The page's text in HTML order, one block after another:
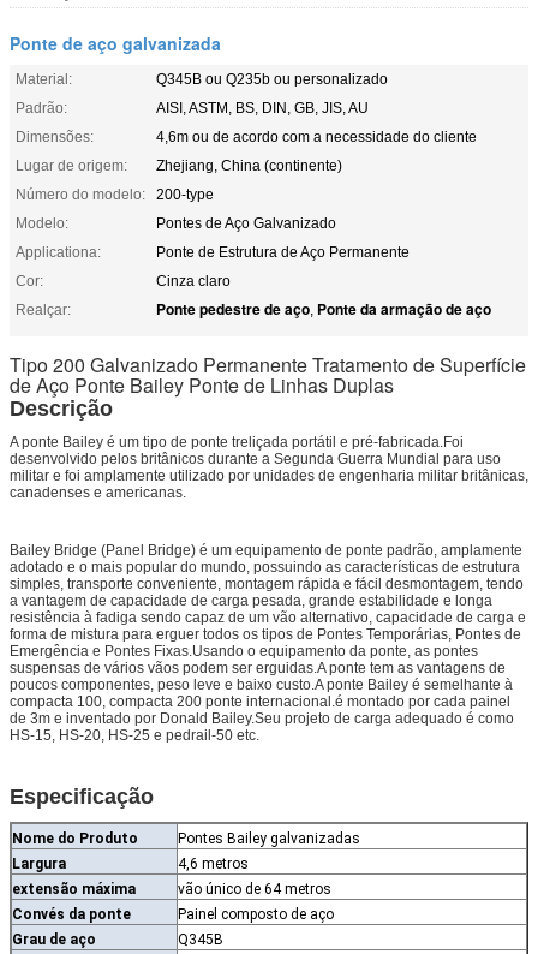
Ponte de aço galvanizada
Material:
Q345B ou Q235b ou personalizado
Padrão:
AISI, ASTM, BS, DIN, GB, JIS, AU
Dimensões:
4,6m ou de acordo com a necessidade do cliente
Lugar de origem:
Zhejiang, China (continente)
Número do modelo:
200-type
Modelo:
Pontes de Aço Galvanizado
Applicationa:
Ponte de Estrutura de Aço Permanente
Cor:
Cinza claro
Realçar:
Ponte pedestre de aço, Ponte da armação de aço
Tipo 200 Galvanizado Permanente Tratamento de Superfície
de Aço Ponte Bailey Ponte de Linhas Duplas
Descrição
A ponte Bailey é um tipo de ponte treliçada portátil e pré-fabricada.Foi
desenvolvido pelos britânicos durante a Segunda Guerra Mundial para uso
militar e foi amplamente utilizado por unidades de engenharia militar britânicas,
canadenses e americanas.
Bailey Bridge (Panel Bridge) é um equipamento de ponte padrão, amplamente
adotado e o mais popular do mundo, possuindo as características de estrutura
simples, transporte conveniente, montagem rápida e fácil desmontagem, tendo
a vantagem de capacidade de carga pesada, grande estabilidade e longa
resistência à fadiga sendo capaz de um vão alternativo, capacidade de carga e
forma de mistura para erguer todos os tipos de Pontes Temporárias, Pontes de
Emergência e Pontes Fixas.Usando o equipamento da ponte, as pontes
suspensas de vários vãos podem ser erguidas.A ponte tem as vantagens de
poucos componentes, peso leve e baixo custo.A ponte Bailey é semelhante à
compacta 100, compacta 200 ponte internacional.é montado por cada painel
de 3m e inventado por Donald Bailey.Seu projeto de carga adequado é como
HS-15, HS-20, HS-25 e pedrail-50 etc.
Especificação
Nome do Produto
Pontes Bailey galvanizadas
Largura
4,6 metros
extensão máxima
vão único de 64 metros
Convés da ponte
Painel composto de aço
Grau de aço
Q345B